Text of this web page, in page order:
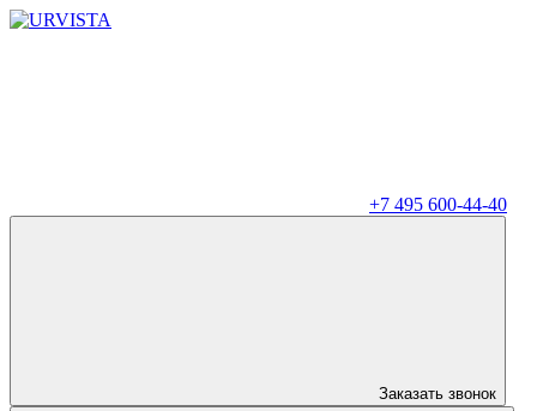
+7 495 600-44-40
Заказать звонок